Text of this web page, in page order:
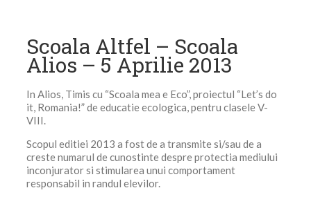
Scoala Altfel – Scoala
Alios – 5 Aprilie 2013
In Alios, Timis cu “Scoala mea e Eco”, proiectul “Let’s do
it, Romania!” de educatie ecologica, pentru clasele V-
VIII.
Scopul editiei 2013 a fost de a transmite si/sau de a
creste numarul de cunostinte despre protectia mediului
inconjurator si stimularea unui comportament
responsabil in randul elevilor.